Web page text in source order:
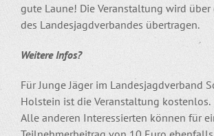
gute Laune! Die Veranstaltung wird
des Landesjagdverbandes übertragen.
Weitere Infos?
Für Junge Jäger im Landesjagdverband
Holstein ist die Veranstaltung kostenlos.
Alle anderen Interessierten können für